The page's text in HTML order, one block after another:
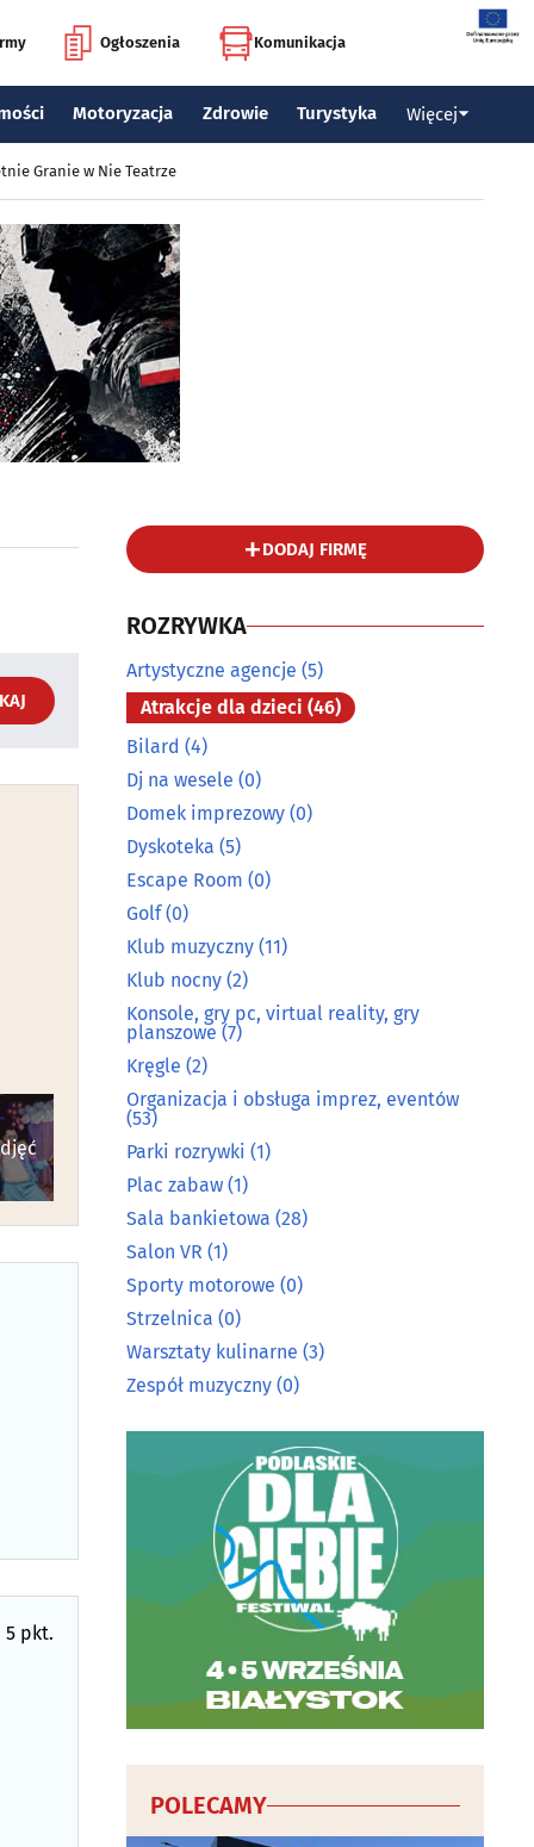
Ogłoszenia Komunikacja
Motoryzacja Zdrowie Turystyka Więcej
Granie w Nie Teatrze
5 pkt.
DODAJ FIRMĘ
ROZRYWKA
Artystyczne agencje (5)
Atrakcje dla dzieci (46)
Bilard (4)
Dj na wesele (0)
Domek imprezowy (0)
Dyskoteka (5)
Escape Room (0)
Golf(0)
Klub muzyczny (11)
Klub nocny (2)
Konsole, gry pc, virtual reality, gry
planszowe (7)
Kręgle (2)
Organizacja i obsługa imprez, eventów
(53)
Parki rozrywki (1)
Plac zabaw (1)
Sala bankietowa (28)
Salon VR (1)
Sporty motorowe (0)
Strzelnica (0)
Warsztaty kulinarne (3)
Zespół muzyczny (0)
POLECAMY